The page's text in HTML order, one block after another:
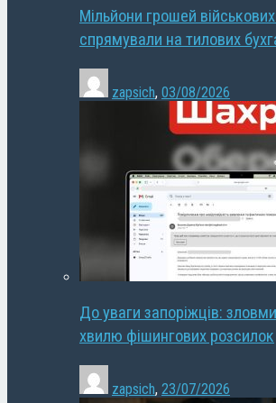
Мільйони грошей
спрямували на тилових
zapsich, 03/08/2026
До уваги запоріжців:
хвилю фішингових розсилок
zapsich, 23/07/2026